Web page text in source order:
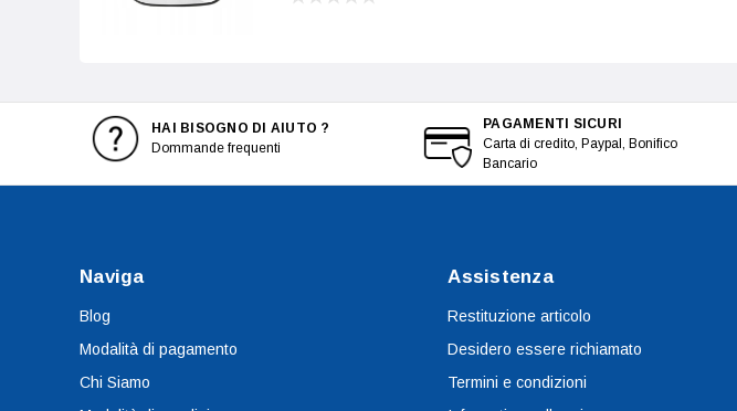
HAI BISOGNO DI AIUTO ?
Dommande frequenti
PAGAMENTI SICURI
Carta di credito, Paypal, Bonifico
Bancario
Naviga
Blog
Modalità di pagamento
Chi Siamo
Assistenza
Restituzione articolo
Desidero essere richiamato
Termini e condizioni